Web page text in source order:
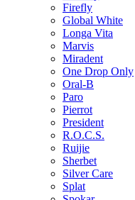
Firefly
Global White
Longa Vita
Marvis
Miradent
One Drop Only
Oral-B
Paro
Pierrot
President
R.O.C.S.
Ruijie
Sherbet
Silver Care
Splat